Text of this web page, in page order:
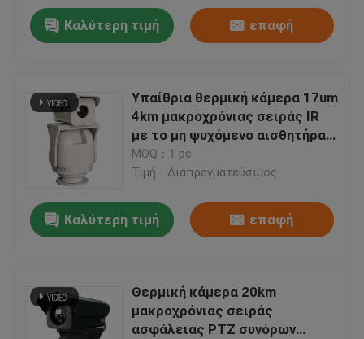
Προϊόντα
Σχετικά με εμάς
Επισκέψεις στο εργοστάσιο
Επικοινωνήστε μαζί μας
Καλύτερη τιμή επαφή
Υπαίθρια θερμική κάμερα 17um
4km μακροχρόνιας σειράς IR
με το μη ψυχόμενο αισθητήρα
UFPA
MOQ：1 pc
Τιμή：Διαπραγματεύσιμος
Καλύτερη τιμή επαφή
Θερμική κάμερα 20km
μακροχρόνιας σειράς
ασφάλειας PTZ συνόρων